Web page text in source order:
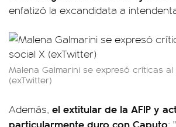
enfatizó la excandidata a
Malena Galmarini se expresó críticas
(exTwitter)
Además, el extitular de la AFIP y
particularmente duro con Caputo: